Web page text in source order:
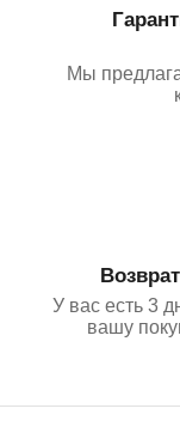
Мы
У вас есть 3
вашу